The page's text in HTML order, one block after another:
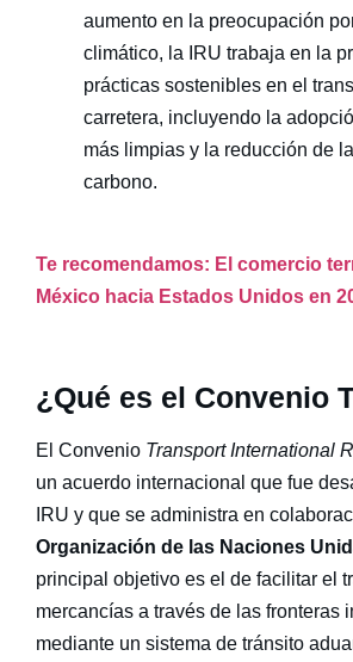
aumento en la preocupación
climático, la IRU trabaja en la
prácticas sostenibles en el
carretera, incluyendo la
más limpias y la reducción de
carbono.
Te recomendamos: El comercio
México hacia Estados Unidos en
¿Qué es el Convenio
El Convenio Transport International
un acuerdo internacional que fue
IRU y que se administra en
Organización de las Naciones
principal objetivo es el de facilitar el
mercancías a través de las fronteras
mediante un sistema de tránsito